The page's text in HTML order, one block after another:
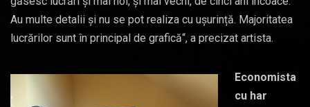
Au multe detalii și nu se pot realiza cu ușurință. Majoritatea
lucrărilor sunt în principal de grafică“, a precizat artista.
Economista
cu har